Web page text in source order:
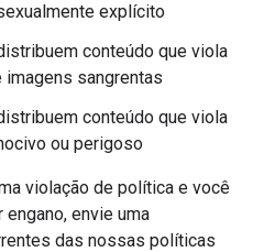
explícito
conteúdo que viola
sangrentas
conteúdo que viola
ou perigoso
violação de política e você
envie uma
das nossas políticas